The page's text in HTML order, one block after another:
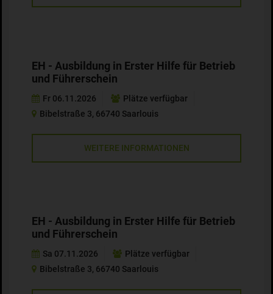
EH - Ausbildung in Erster Hilfe für Betrieb
und Führerschein
Fr 06.11.2026
Plätze verfügbar
Bibelstraße 3, 66740 Saarlouis
WEITERE INFORMATIONEN
EH - Ausbildung in Erster Hilfe für Betrieb
und Führerschein
Sa 07.11.2026
Plätze verfügbar
Bibelstraße 3, 66740 Saarlouis